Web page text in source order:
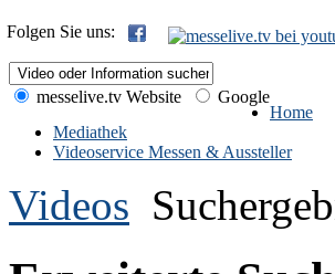
Folgen Sie uns:
messelive.tv Website
Google
Home
Mediathek
Videoservice Messen & Aussteller
Videos